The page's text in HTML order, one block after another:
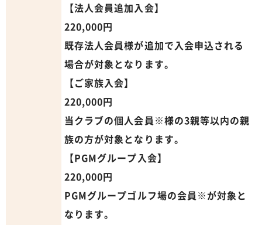
【法人会員追加入会】
220,000円
既存法人会員様が追加で入会申込される
場合が対象となります。
【ご家族入会】
220,000円
当クラブの個人会員※様の3親等以内の親
族の方が対象となります。
【PGMグループ入会】
220,000円
PGMグループゴルフ場の会員※が対象と
なります。